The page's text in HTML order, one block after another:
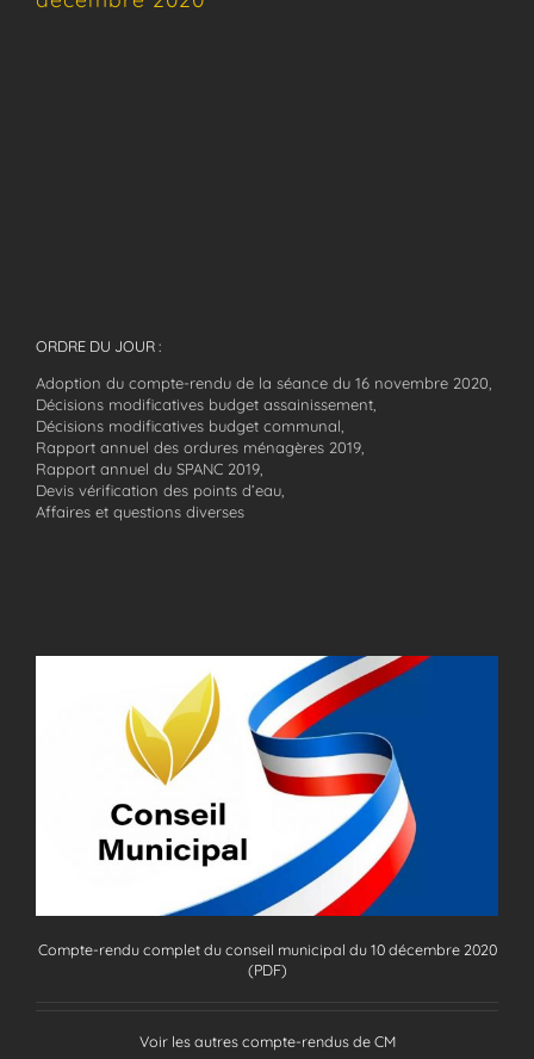
ORDRE DU JOUR :
Adoption du compte-rendu de la séance du 16 novembre 2020,
Décisions modificatives budget assainissement,
Décisions modificatives budget communal,
Rapport annuel des ordures ménagères 2019,
Rapport annuel du SPANC 2019,
Devis vérification des points d’eau,
Affaires et questions diverses
Compte-rendu complet du conseil municipal du 10 décembre 2020
(PDF)
Voir les autres compte-rendus de CM